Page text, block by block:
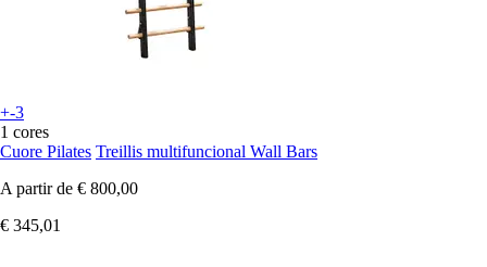
+-3
1 cores
Cuore Pilates Treillis multifuncional Wall Bars
A partir de € 800,00
€ 345,01